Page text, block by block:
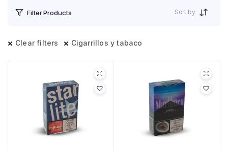
Filter Products Sort by
Clear filters Cigarrillos y tabaco